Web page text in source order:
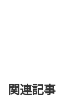
関連記事